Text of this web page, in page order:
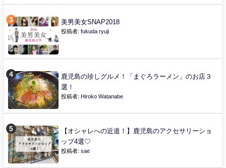
美男美女SNAP2018
投稿者: fukuda ryuji
鹿児島の珍しグルメ！「まぐろラーメン」のお店３
選！
投稿者: Hiroko Watanabe
【オシャレへの近道！】鹿児島のアクセサリーショ
ップ4選♡
投稿者: sae